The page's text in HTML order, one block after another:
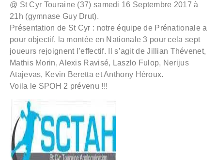
@ St Cyr Touraine (37) samedi 16 Septembre 2017 à
21h (gymnase Guy Drut).
Présentation de St Cyr : notre équipe de Prénationale a
pour objectif, la montée en Nationale 3 pour cela sept
joueurs rejoignent l’effectif. Il s’agit de Jillian Thévenet,
Mathis Morin, Alexis Ravisé, Laszlo Fulop, Nerijus
Atajevas, Kevin Beretta et Anthony Héroux.
Voila le SPOH 2 prévenu !!!